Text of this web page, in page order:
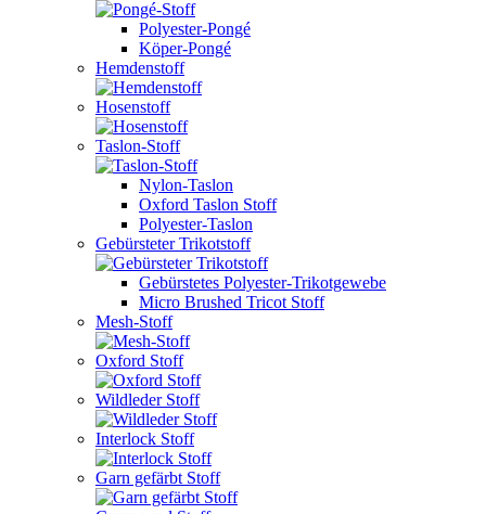
Polyester-Pongé
Köper-Pongé
Hemdenstoff
Hosenstoff
Taslon-Stoff
Nylon-Taslon
Oxford Taslon Stoff
Polyester-Taslon
Gebürsteter Trikotstoff
Gebürstetes Polyester-Trikotgewebe
Micro Brushed Tricot Stoff
Mesh-Stoff
Oxford Stoff
Wildleder Stoff
Interlock Stoff
Garn gefärbt Stoff